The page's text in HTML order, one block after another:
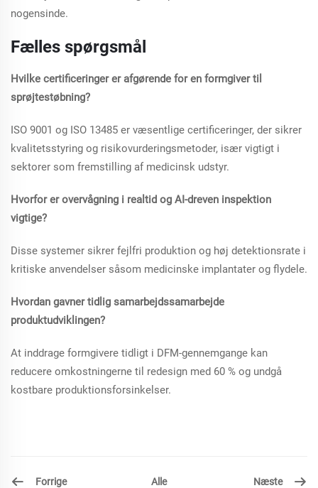
nogensinde.
Fælles spørgsmål
Hvilke certificeringer er afgørende for en formgiver til
sprøjtestøbning?
ISO 9001 og ISO 13485 er væsentlige certificeringer, der sikrer
kvalitetsstyring og risikovurderingsmetoder, især vigtigt i
sektorer som fremstilling af medicinsk udstyr.
Hvorfor er overvågning i realtid og AI-dreven inspektion
vigtige?
Disse systemer sikrer fejlfri produktion og høj detektionsrate i
kritiske anvendelser såsom medicinske implantater og flydele.
Hvordan gavner tidlig samarbejdssamarbejde
produktudviklingen?
At inddrage formgivere tidligt i DFM-gennemgange kan
reducere omkostningerne til redesign med 60 % og undgå
kostbare produktionsforsinkelser.
Forrige Alle Næste